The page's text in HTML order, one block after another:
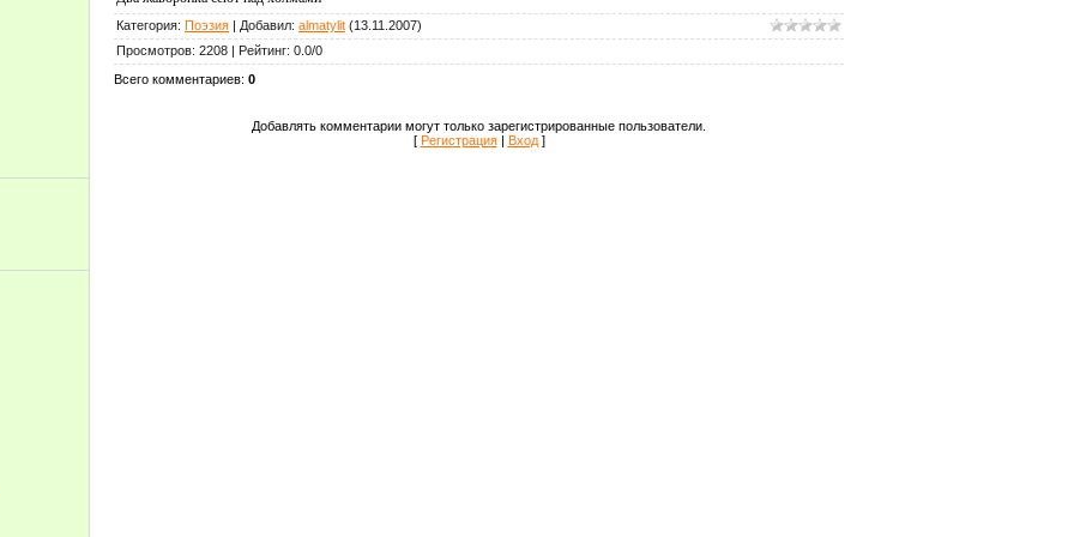
Категория: Поэзия | Добавил: almatylit (13.11.2007)
Просмотров: 2208 | Рейтинг: 0.0/0
Всего комментариев: 0
Добавлять комментарии могут только зарегистрированные пользователи.
[ Регистрация| Вход]